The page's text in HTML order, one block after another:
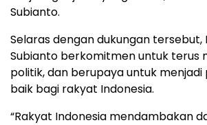
Subianto.
Selaras dengan dukungan tersebut,
Subianto berkomitmen untuk terus
politik, dan berupaya untuk
baik bagi rakyat Indonesia.
“Rakyat Indonesia mendambakan